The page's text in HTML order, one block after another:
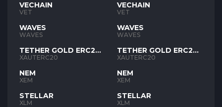
VECHAIN
VET
WAVES
WAVES
TETHER GOLD ERC20
XAUT
XAUTERC20
NEM
XEM
STELLAR
XLM
VECHAIN
VET
WAVES
WAVES
TETHER GOLD ERC20
XAUT
XAUTERC20
NEM
XEM
STELLAR
XLM